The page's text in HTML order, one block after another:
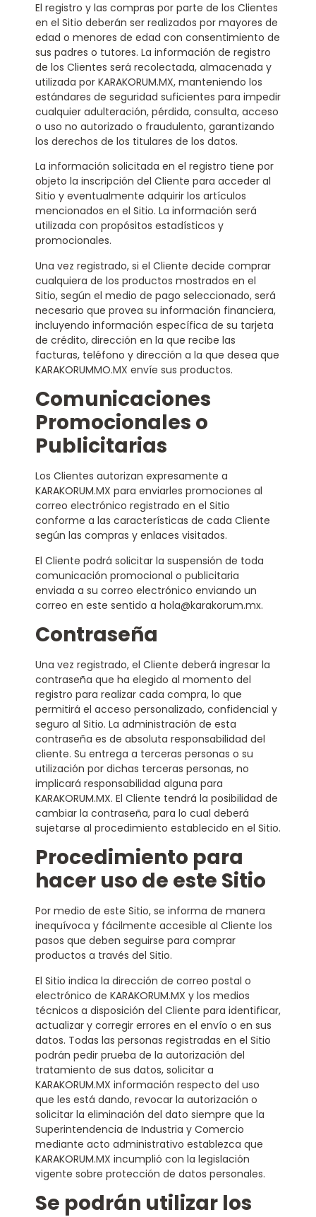
El registro y las compras por parte de los Clientes
en el Sitio deberán ser realizados por mayores de
edad o menores de edad con consentimiento de
sus padres o tutores. La información de registro
de los Clientes será recolectada, almacenada y
utilizada por KARAKORUM.MX, manteniendo los
estándares de seguridad suficientes para impedir
cualquier adulteración, pérdida, consulta, acceso
o uso no autorizado o fraudulento, garantizando
los derechos de los titulares de los datos.
La información solicitada en el registro tiene por
objeto la inscripción del Cliente para acceder al
Sitio y eventualmente adquirir los artículos
mencionados en el Sitio. La información será
utilizada con propósitos estadísticos y
promocionales.
Una vez registrado, si el Cliente decide comprar
cualquiera de los productos mostrados en el
Sitio, según el medio de pago seleccionado, será
necesario que provea su información financiera,
incluyendo información específica de su tarjeta
de crédito, dirección en la que recibe las
facturas, teléfono y dirección a la que desea que
KARAKORUMMO.MX envíe sus productos.
Comunicaciones
Promocionales o
Publicitarias
Los Clientes autorizan expresamente a
KARAKORUM.MX para enviarles promociones al
correo electrónico registrado en el Sitio
conforme a las características de cada Cliente
según las compras y enlaces visitados.
El Cliente podrá solicitar la suspensión de toda
comunicación promocional o publicitaria
enviada a su correo electrónico enviando un
correo en este sentido a hola@karakorum.mx.
Contraseña
Una vez registrado, el Cliente deberá ingresar la
contraseña que ha elegido al momento del
registro para realizar cada compra, lo que
permitirá el acceso personalizado, confidencial y
seguro al Sitio. La administración de esta
contraseña es de absoluta responsabilidad del
cliente. Su entrega a terceras personas o su
utilización por dichas terceras personas, no
implicará responsabilidad alguna para
KARAKORUM.MX. El Cliente tendrá la posibilidad de
cambiar la contraseña, para lo cual deberá
sujetarse al procedimiento establecido en el Sitio.
Procedimiento para
hacer uso de este Sitio
Por medio de este Sitio, se informa de manera
inequívoca y fácilmente accesible al Cliente los
pasos que deben seguirse para comprar
productos a través del Sitio.
El Sitio indica la dirección de correo postal o
electrónico de KARAKORUM.MX y los medios
técnicos a disposición del Cliente para identificar,
actualizar y corregir errores en el envío o en sus
datos. Todas las personas registradas en el Sitio
podrán pedir prueba de la autorización del
tratamiento de sus datos, solicitar a
KARAKORUM.MX información respecto del uso
que les está dando, revocar la autorización o
solicitar la eliminación del dato siempre que la
Superintendencia de Industria y Comercio
mediante acto administrativo establezca que
KARAKORUM.MX incumplió con la legislación
vigente sobre protección de datos personales.
Se podrán utilizar los